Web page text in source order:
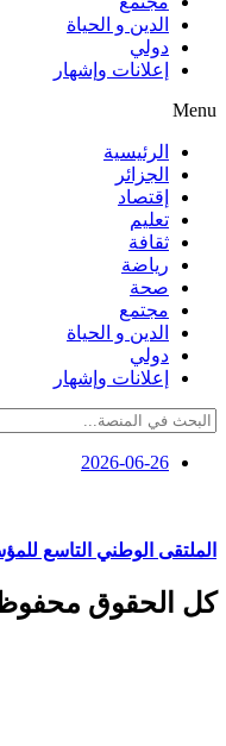
الدين و الحياة
دولي
إعلانات وإشهار
Menu
الرئيسية
الجزائر
إقتصاد
تعليم
ثقافة
رياضة
صحة
مجتمع
الدين و الحياة
دولي
إعلانات وإشهار
2026-06-26
الملتقى الوطني التاسع
كل الحقوق محفوظة